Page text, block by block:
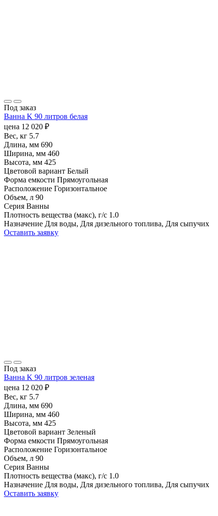
Под заказ
Ванна K 90 литров белая
цена 12 020 ₽
Вес, кг 5.7
Длина, мм 690
Ширина, мм 460
Высота, мм 425
Цветовой вариант Белый
Форма емкости Прямоугольная
Расположение Горизонтальное
Объем, л 90
Серия Ванны
Плотность вещества (макс), г/с 1.0
Назначение Для воды, Для дизельного топлива, Для сыпучих
Оставить заявку
Под заказ
Ванна K 90 литров зеленая
цена 12 020 ₽
Вес, кг 5.7
Длина, мм 690
Ширина, мм 460
Высота, мм 425
Цветовой вариант Зеленый
Форма емкости Прямоугольная
Расположение Горизонтальное
Объем, л 90
Серия Ванны
Плотность вещества (макс), г/с 1.0
Назначение Для воды, Для дизельного топлива, Для сыпучих
Оставить заявку